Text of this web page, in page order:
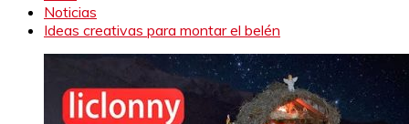
Noticias
Ideas creativas para montar el belén